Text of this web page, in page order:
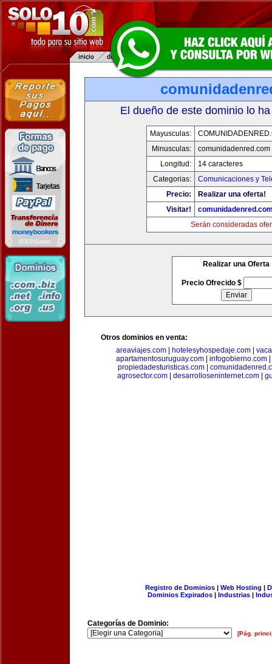
El dueño de este dominio lo
Mayusculas:
Minusculas:
comunidadenred.com
Longitud:
14 caracteres
Categorias:
Comunicaciones y
Precio:
Realizar una oferta!
Visitar!
Serán consideradas
Realizar una Oferta
Precio Ofrecido $
Otros dominios en venta:
areaviajes.com
hotelesyhospedaje.com
apartamentosuruguay.com
infogobierno.com
propiedadesturisticas.com|
agrosector.com
desarrolloseninternet.com
Registro de Dominios| Web Hosting |
Dominios Expirados | Industrias |
Categorías de Dominio:
[Pág.